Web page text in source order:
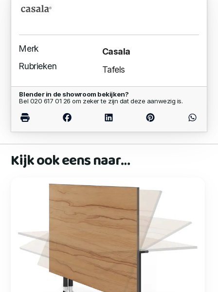
Merk
Casala
Rubrieken
Tafels
Blender in de showroom bekijken?
Bel 020 617 01 26 om zeker te zijn dat deze aanwezig is.
Kijk ook eens naar…